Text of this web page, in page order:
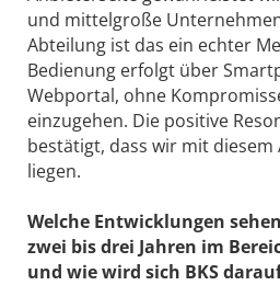
und mittelgroße
Abteilung ist das ein echter
Bedienung erfolgt über
Webportal, ohne
einzugehen. Die positive
bestätigt, dass wir mit
liegen.
Welche Entwicklungen
zwei bis drei Jahren im
und wie wird sich BKS